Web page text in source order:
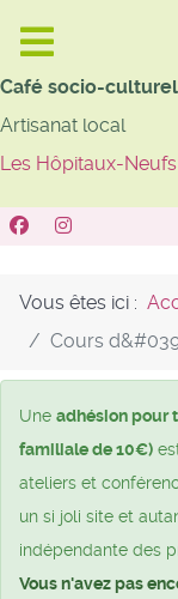
Café socio-culturel
Artisanat local
Les Hôpitaux-Neufs
Vous êtes ici :
Cours
Une adhésion pour
familiale de 10€)
ateliers et
un si joli site et
indépendante des
Vous n'avez pas